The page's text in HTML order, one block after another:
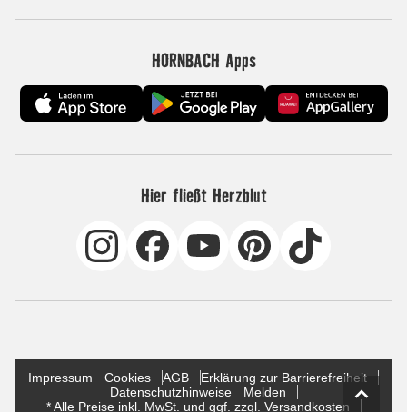
HORNBACH Apps
Hier fließt Herzblut
Impressum Cookies AGB
Erklärung zur Barrierefreiheit
Datenschutzhinweise
Melden
* Alle Preise inkl. MwSt. und ggf. zzgl. Versandkosten